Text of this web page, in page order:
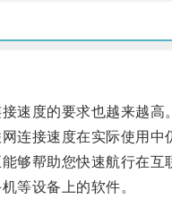
度的要求也越来越高。
接速度在实际使用中
帮助您快速航行在互
等设备上的软件。